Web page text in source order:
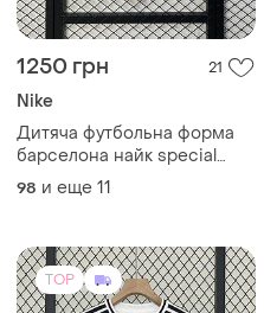
1250 грн 21
Nike
Дитяча футбольна форма
барселона найк special
edition рожевого кольору
для дітей barcelona nike
роналдіньйо
98 и еще 11
TOP